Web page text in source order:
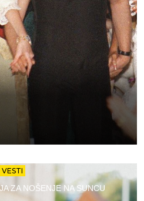
VESTI
ZA NOŠENJE NA SUNCU